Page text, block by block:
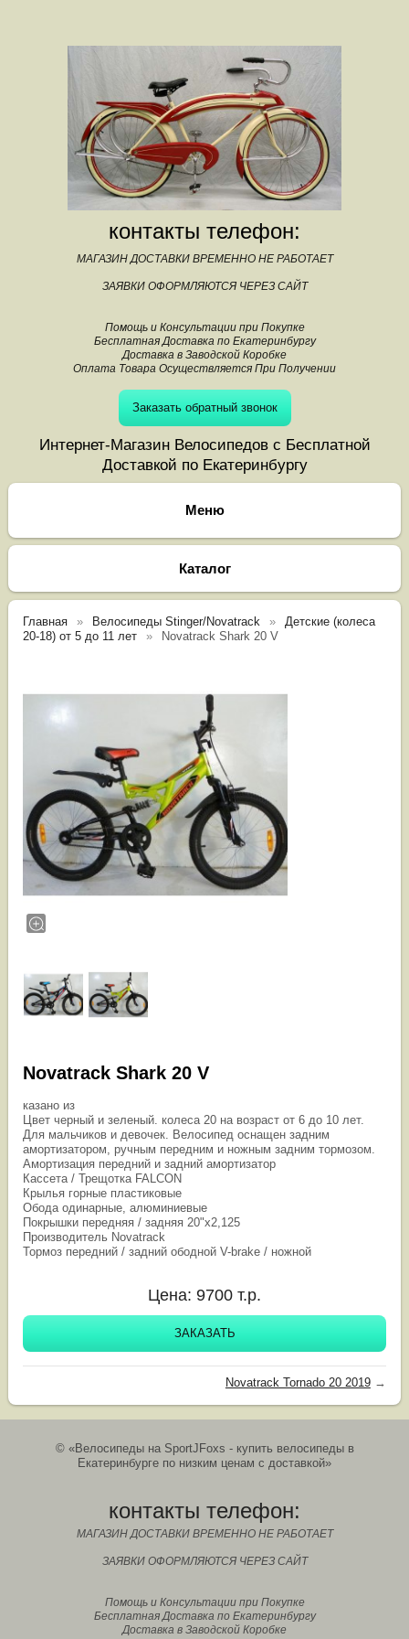
контакты телефон:
МАГАЗИН ДОСТАВКИ ВРЕМЕННО НЕ РАБОТАЕТ
ЗАЯВКИ ОФОРМЛЯЮТСЯ ЧЕРЕЗ САЙТ
Помощь и Консультации при Покупке
Бесплатная Доставка по Екатеринбургу
Доставка в Заводской Коробке
Оплата Товара Осуществляется При Получении
Заказать обратный звонок
Интернет-Магазин Велосипедов с Бесплатной
Доставкой по Екатеринбургу
Каталог
Главная Велосипеды Stinger/Novatrack
Детские (колеса
20-18) от 5 до 11 лет
Novatrack Shark 20 V
Novatrack Shark 20 V
казано из
Цвет черный и зеленый. колеса 20 на возраст от 6 до 10 лет.
Для мальчиков и девочек. Велосипед оснащен задним
амортизатором, ручным передним и ножным задним тормозом.
Амортизация передний и задний амортизатор
Кассета / Трещотка FALCON
Крылья горные пластиковые
Обода одинарные, алюминиевые
Покрышки передняя / задняя 20"х2,125
Производитель Novatrack
Тормоз передний / задний ободной V-brake / ножной
Цена: 9700 т.р.
ЗАКАЗАТЬ
Novatrack Tornado 20 2019→
© «Велосипеды на SportJFoxs - купить велосипеды в
Екатеринбурге по низким ценам с доставкой»
контакты телефон:
МАГАЗИН ДОСТАВКИ ВРЕМЕННО НЕ РАБОТАЕТ
ЗАЯВКИ ОФОРМЛЯЮТСЯ ЧЕРЕЗ САЙТ
Помощь и Консультации при Покупке
Бесплатная Доставка по Екатеринбургу
Доставка в Заводской Коробке